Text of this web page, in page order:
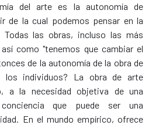
del arte es la autonomía de
de la cual podemos pensar en la
las obras, incluso las más
como "tenemos que cambiar el
de la autonomía de la obra de
individuos? La obra de arte
a la necesidad objetiva de una
que puede ser una
En el mundo empírico, ofrece